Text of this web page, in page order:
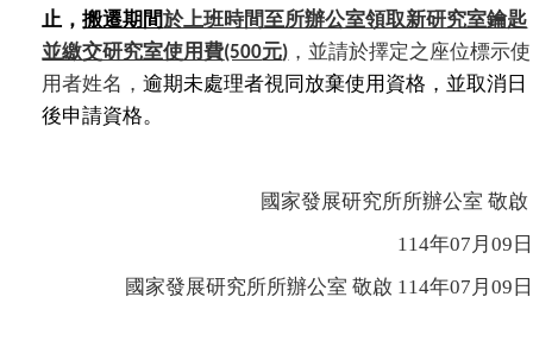
口
試
專
區
所
止，搬遷期間於上班時間至所辦公室領取新研究室鑰匙
並繳交研究室使用費(500元) ，並請於擇定之座位標示使
用者姓名，逾期未處理者視同放棄使用資格，並取消日
後申請資格。
國家發展研究所所辦公室 敬啟
114年07月09日
國家發展研究所所辦公室 敬啟 114年07月09日